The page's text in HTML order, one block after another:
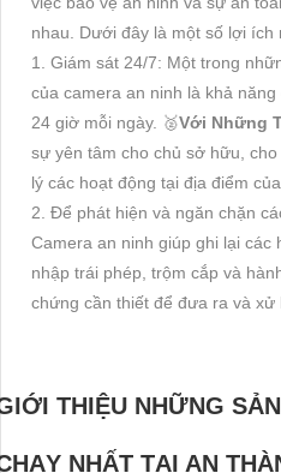
nhau. Dưới đây là một số lợi ích
1. Giám sát 24/7: Một trong
của camera an ninh là khả
24 giờ mỗi ngày. ️🥈Với Những
sự yên tâm cho chủ sở hữu,
lý các hoạt động tại địa điểm
2. Để phát hiện và ngăn chặn
Camera an ninh giúp ghi lại các
nhập trái phép, trộm cắp và
chứng cần thiết để đưa ra và xử
THIỆU NHỮNG
NHẤT TẠI AN